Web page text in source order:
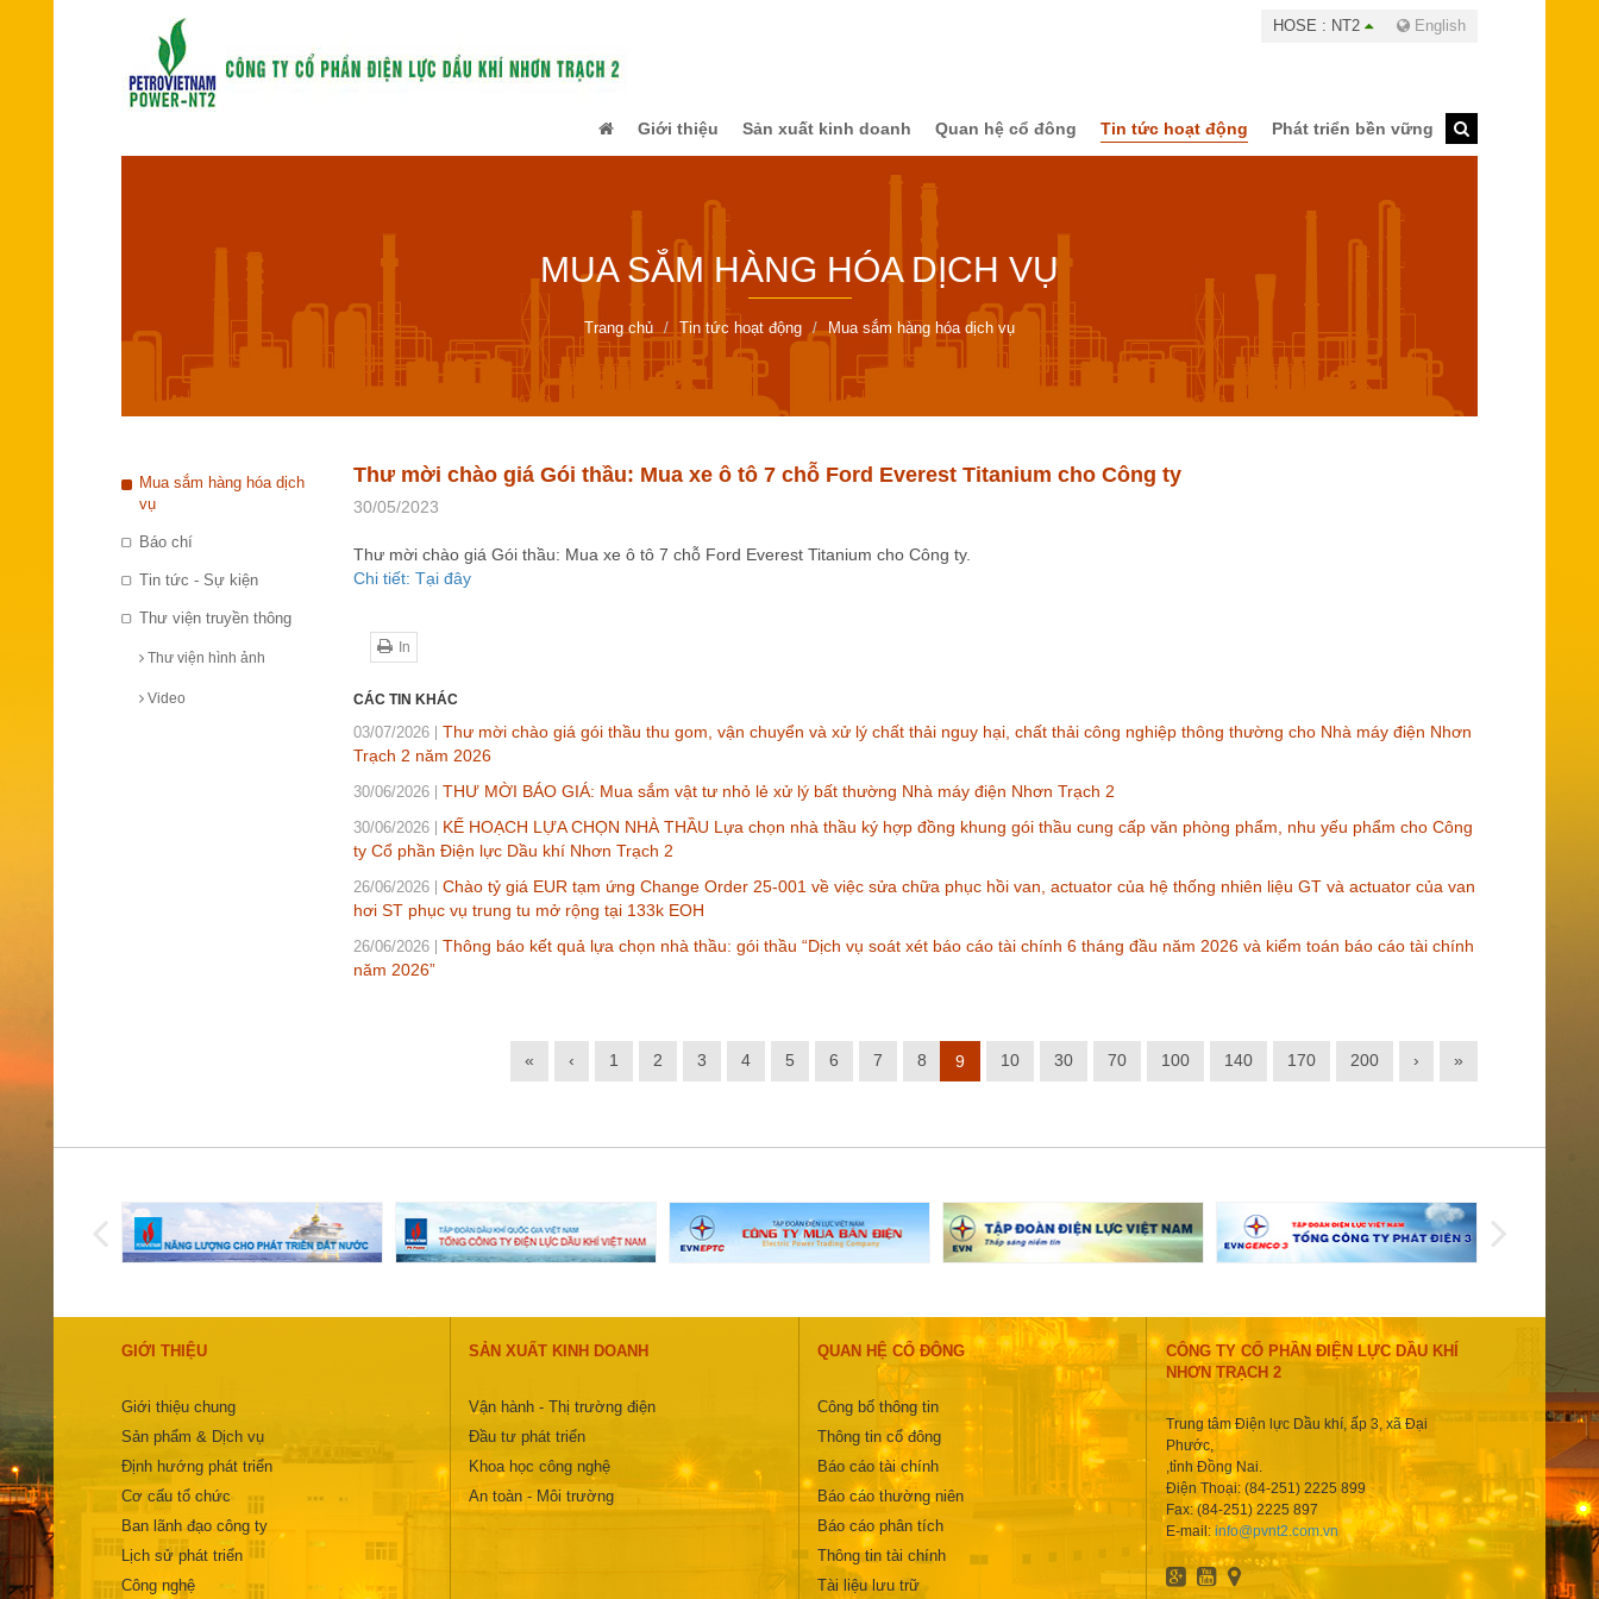
HOSE : NT2 English
Giới thiệu Sản xuất kinh doanh Quan hệ cổ đông Tin tức hoạt động Phát triển bền vững
MUA SẮM HÀNG HÓA DỊCH VỤ
Trang chủ Tin tức hoạt động Mua sắm hàng hóa dịch vụ
Mua sắm hàng hóa dịch
vụ
Báo chí
Tin tức - Sự kiện
Thư viện truyền thông
Thư viện hình ảnh
Video
Thư mời chào giá Gói thầu: Mua xe ô tô 7 chỗ Ford Everest Titanium cho Công ty
30/05/2023
Thư mời chào giá Gói thầu: Mua xe ô tô 7 chỗ Ford Everest Titanium cho Công ty.
Chi tiết: Tại đây
In
CÁC TIN KHÁC
03/07/2026
Thư mời chào giá gói thầu thu gom, vận chuyển và xử lý chất thải nguy hại, chất thải công nghiệp thông thường cho Nhà máy điện Nhơn
Trạch 2 năm 2026
30/06/2026 THƯ MỜI BÁO GIÁ: Mua sắm vật tư nhỏ lẻ xử lý bất thường Nhà máy điện Nhơn Trạch 2
30/06/2026
KẾ HOẠCH LỰA CHỌN NHÀ THẦU Lựa chọn nhà thầu ký hợp đồng khung gói thầu cung cấp văn phòng phẩm, nhu yếu phẩm cho Công
ty Cổ phần Điện lực Dầu khí Nhơn Trạch 2
26/06/2026
Chào tỷ giá EUR tạm ứng Change Order 25-001 về việc sửa chữa phục hồi van, actuator của hệ thống nhiên liệu GT và actuator của van
hơi ST phục vụ trung tu mở rộng tại 133k EOH
26/06/2026
Thông báo kết quả lựa chọn nhà thầu: gói thầu “Dịch vụ soát xét báo cáo tài chính 6 tháng đầu năm 2026 và kiểm toán báo cáo tài chính
năm 2026”
« ‹ 1 2 3 4 5 6 7 8 9 10 30 70 100 140 170 200 › »
GIỚI THIỆU
Giới thiệu chung
Sản phẩm & Dịch vụ
Định hướng phát triển
Cơ cấu tổ chức
Ban lãnh đạo công ty
Lịch sử phát triển
Công nghệ
SẢN XUẤT KINH DOANH
Vận hành - Thị trường điện
Đầu tư phát triển
Khoa học công nghệ
An toàn - Môi trường
QUAN HỆ CỔ ĐÔNG
Công bố thông tin
Thông tin cổ đông
Báo cáo tài chính
Báo cáo thường niên
Báo cáo phân tích
Thông tin tài chính
Tài liệu lưu trữ
CÔNG TY CỔ PHẦN ĐIỆN LỰC DẦU KHÍ
NHƠN TRẠCH 2
Trung tâm Điện lực Dầu khí, ấp 3, xã Đại
Phước,
,tỉnh Đồng Nai.
Điện Thoại: (84-251) 2225 899
Fax: (84-251) 2225 897
E-mail: info@pvnt2.com.vn